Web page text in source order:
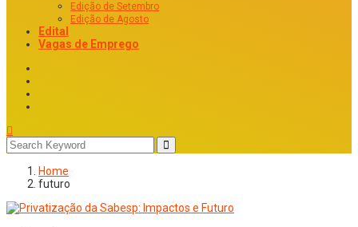
Edição de Setembro
Edição de Agosto
Edital
Vagas de Emprego
Home
futuro